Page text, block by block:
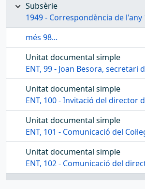
Subsèrie
1949 - Correspondència de l'any
més 98...
Unitat documental simple
ENT, 99 - Joan Besora, secretari de la junta directiva del Centre, certifica l'acta
Unitat documental simple
ENT, 100 - Invitació del director de l'Instituto Nacional de Enseñanza Media de Reus a
Unitat documental simple
ENT, 101 - Comunicació del Col·legi Oficial d'Arquitectes de Catalunya i Balears, informant de la minuta que es cobrarà al
Unitat documental simple
ENT, 102 - Comunicació del director de la Sucursal del Banc d'Espanya al
Unitat documental simple